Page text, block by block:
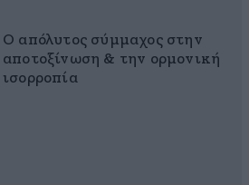
Ο απόλυτος σύμμαχος στην
αποτοξίνωση & την ορμονική
ισορροπία